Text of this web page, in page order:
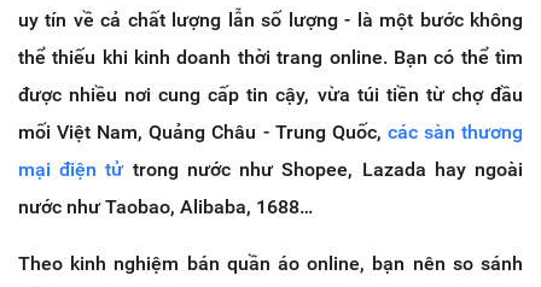
uy tín về cả chất lượng lẫn số lượng - là một bước không
thể thiếu khi kinh doanh thời trang online. Bạn có thể tìm
được nhiều nơi cung cấp tin cậy, vừa túi tiền từ chợ đầu
mối Việt Nam, Quảng Châu - Trung Quốc, các sàn thương
mại điện tửtrong nước như Shopee, Lazada hay ngoài
nước như Taobao, Alibaba, 1688…
Theo kinh nghiệm bán quần áo online, bạn nên so sánh